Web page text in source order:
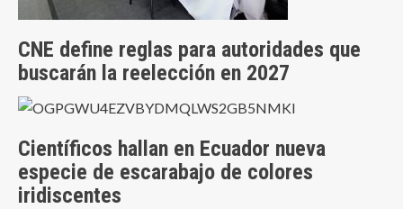
CNE define reglas para autoridades que
buscarán la reelección en 2027
Científicos hallan en Ecuador nueva
especie de escarabajo de colores
iridiscentes